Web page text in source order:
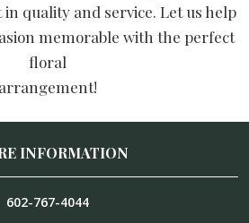
quality and service. Let us help
memorable with the perfect
floral
arrangement!
INFORMATION
602-767-4044